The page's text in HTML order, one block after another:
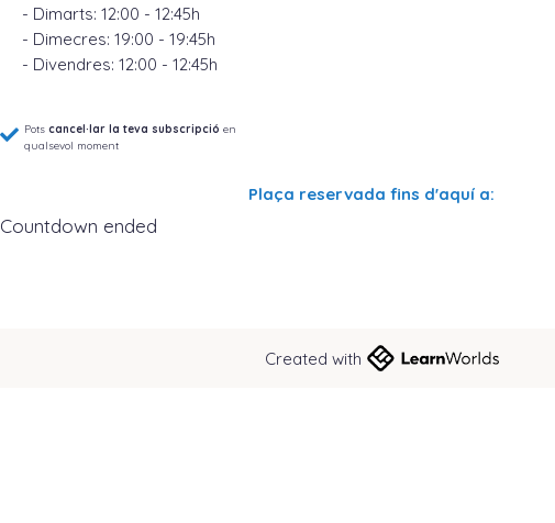
- Dimarts: 12:00 - 12:45h
- Dimecres: 19:00 - 19:45h
- Divendres: 12:00 - 12:45h
Pots cancel·lar la teva subscripció en
qualsevol moment
Plaça reservada fins d'aquí a:
Countdown ended
Created with